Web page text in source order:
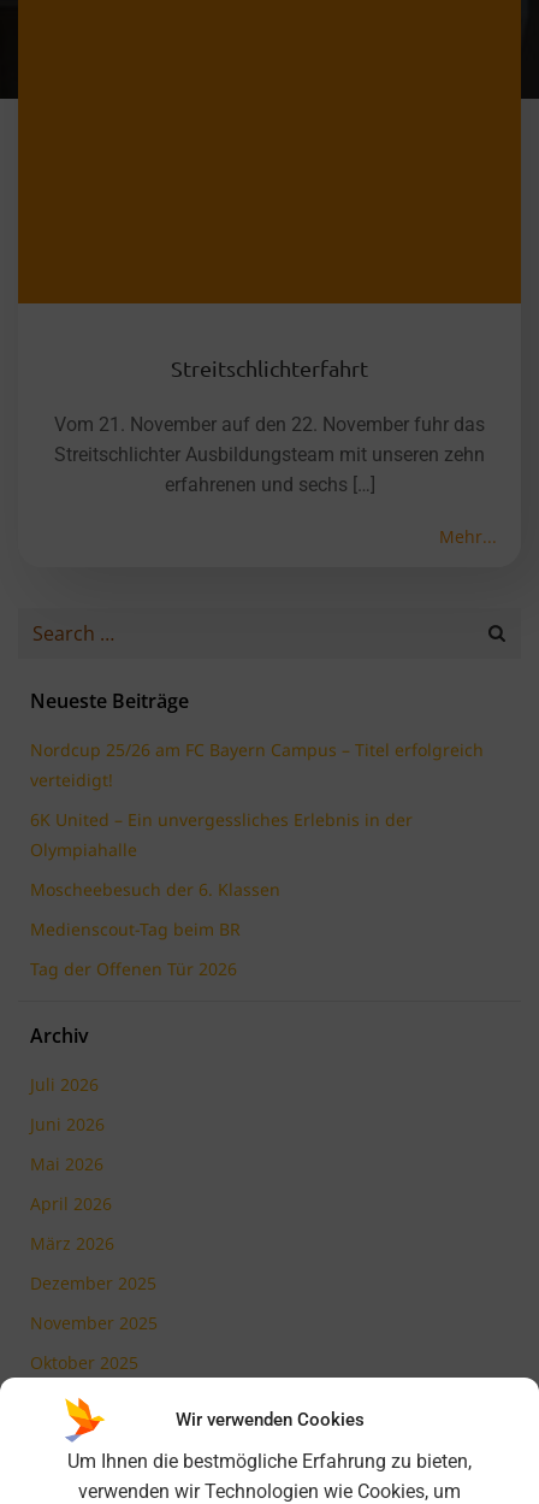
Wir verwenden Cookies
Um Ihnen die bestmögliche Erfahrung zu bieten,
verwenden wir Technologien wie Cookies, um
Streitschlichterfahrt
Vom 21. November auf den 22. November fuhr das
Streitschlichter Ausbildungsteam mit unseren zehn
erfahrenen und sechs […]
Mehr...
Search
Neueste Beiträge
Nordcup 25/26 am FC Bayern Campus – Titel erfolgreich
verteidigt!
6K United – Ein unvergessliches Erlebnis in der
Olympiahalle
Moscheebesuch der 6. Klassen
Medienscout-Tag beim BR
Tag der Offenen Tür 2026
Archiv
Juli 2026
Juni 2026
Mai 2026
April 2026
März 2026
Dezember 2025
November 2025
Oktober 2025
Juli 2025
Mai 2025
März 2025